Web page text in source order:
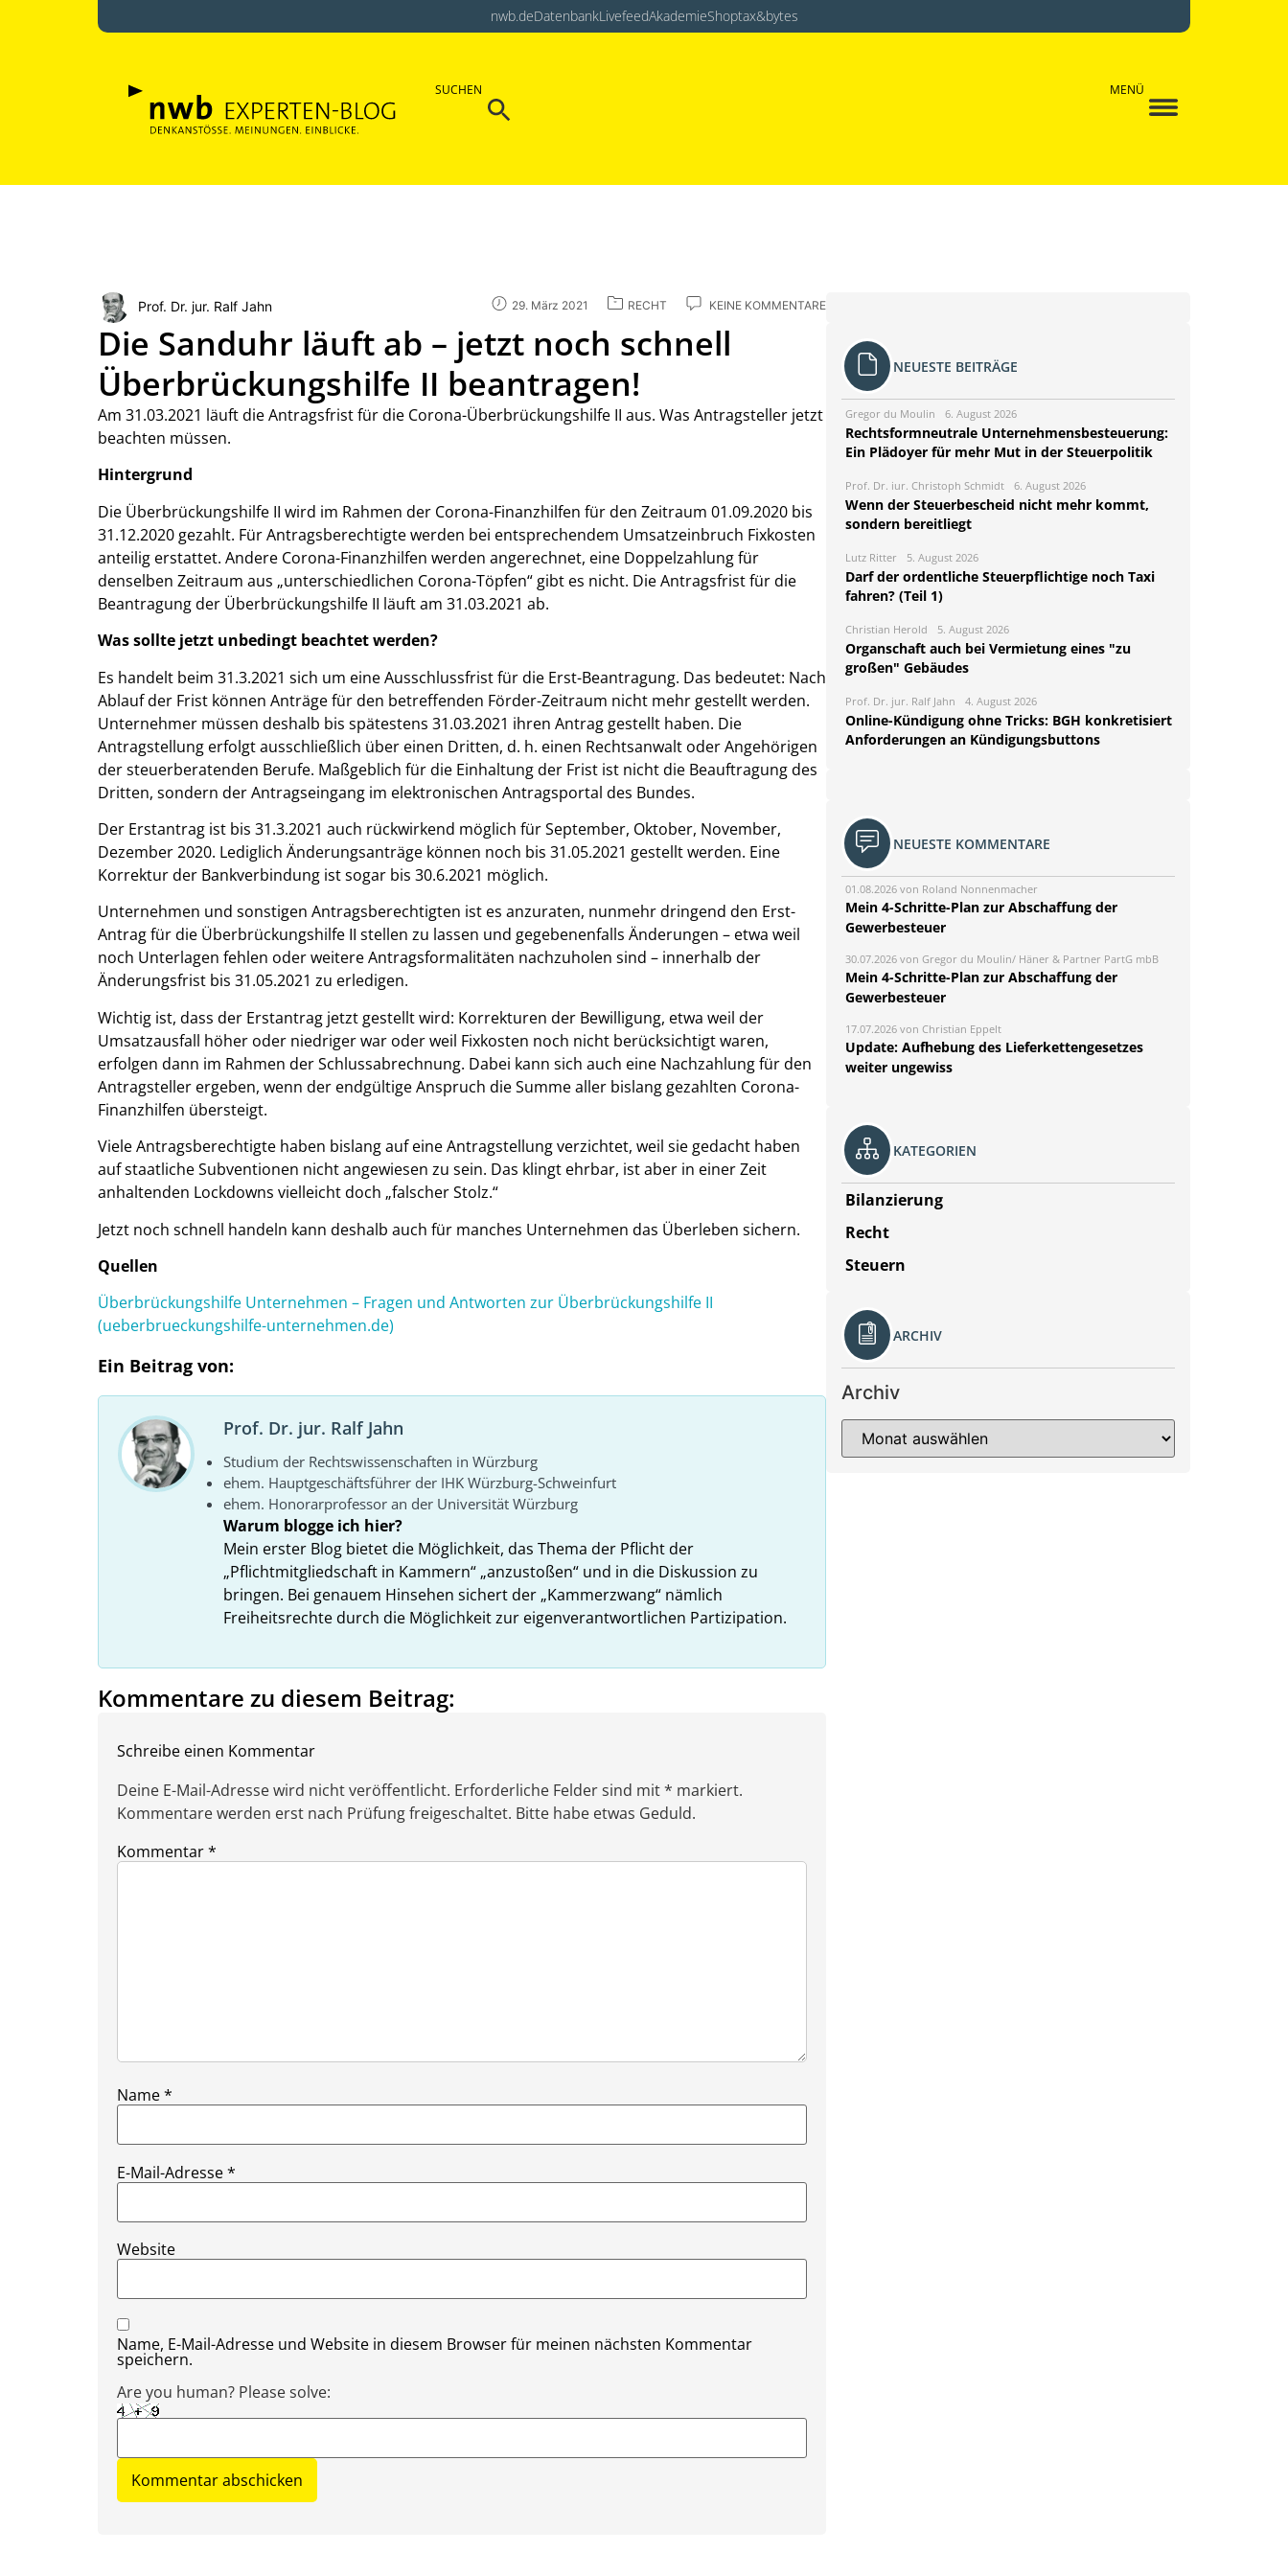
nwb.deDatenbankLivefeedAkademieShoptax&bytes
SUCHEN
Search
MENÜ
Prof. Dr. jur. Ralf Jahn 29. März 2021 RECHT KEINE KOMMENTARE
Die Sanduhr läuft ab – jetzt noch schnell
Überbrückungshilfe II beantragen!
Am 31.03.2021 läuft die Antragsfrist für die Corona-Überbrückungshilfe II aus. Was Antragsteller jetzt
beachten müssen.
Hintergrund
Die Überbrückungshilfe II wird im Rahmen der Corona-Finanzhilfen für den Zeitraum 01.09.2020 bis
31.12.2020 gezahlt. Für Antragsberechtigte werden bei entsprechendem Umsatzeinbruch Fixkosten
anteilig erstattet. Andere Corona-Finanzhilfen werden angerechnet, eine Doppelzahlung für
denselben Zeitraum aus „unterschiedlichen Corona-Töpfen“ gibt es nicht. Die Antragsfrist für die
Beantragung der Überbrückungshilfe II läuft am 31.03.2021 ab.
Was sollte jetzt unbedingt beachtet werden?
Es handelt beim 31.3.2021 sich um eine Ausschlussfrist für die Erst-Beantragung. Das bedeutet: Nach
Ablauf der Frist können Anträge für den betreffenden Förder-Zeitraum nicht mehr gestellt werden.
Unternehmer müssen deshalb bis spätestens 31.03.2021 ihren Antrag gestellt haben. Die
Antragstellung erfolgt ausschließlich über einen Dritten, d. h. einen Rechtsanwalt oder Angehörigen
der steuerberatenden Berufe. Maßgeblich für die Einhaltung der Frist ist nicht die Beauftragung des
Dritten, sondern der Antragseingang im elektronischen Antragsportal des Bundes.
Der Erstantrag ist bis 31.3.2021 auch rückwirkend möglich für September, Oktober, November,
Dezember 2020. Lediglich Änderungsanträge können noch bis 31.05.2021 gestellt werden. Eine
Korrektur der Bankverbindung ist sogar bis 30.6.2021 möglich.
Unternehmen und sonstigen Antragsberechtigten ist es anzuraten, nunmehr dringend den Erst-
Antrag für die Überbrückungshilfe II stellen zu lassen und gegebenenfalls Änderungen – etwa weil
noch Unterlagen fehlen oder weitere Antragsformalitäten nachzuholen sind – innerhalb der
Änderungsfrist bis 31.05.2021 zu erledigen.
Wichtig ist, dass der Erstantrag jetzt gestellt wird: Korrekturen der Bewilligung, etwa weil der
Umsatzausfall höher oder niedriger war oder weil Fixkosten noch nicht berücksichtigt waren,
erfolgen dann im Rahmen der Schlussabrechnung. Dabei kann sich auch eine Nachzahlung für den
Antragsteller ergeben, wenn der endgültige Anspruch die Summe aller bislang gezahlten Corona-
Finanzhilfen übersteigt.
Viele Antragsberechtigte haben bislang auf eine Antragstellung verzichtet, weil sie gedacht haben
auf staatliche Subventionen nicht angewiesen zu sein. Das klingt ehrbar, ist aber in einer Zeit
anhaltenden Lockdowns vielleicht doch „falscher Stolz.“
Jetzt noch schnell handeln kann deshalb auch für manches Unternehmen das Überleben sichern.
Quellen
Überbrückungshilfe Unternehmen – Fragen und Antworten zur Überbrückungshilfe II
(ueberbrueckungshilfe-unternehmen.de)
Ein Beitrag von:
Prof. Dr. jur. Ralf Jahn
Studium der Rechtswissenschaften in Würzburg
ehem. Hauptgeschäftsführer der IHK Würzburg-Schweinfurt
ehem. Honorarprofessor an der Universität Würzburg
Warum blogge ich hier?
Mein erster Blog bietet die Möglichkeit, das Thema der Pflicht der
„Pflichtmitgliedschaft in Kammern“ „anzustoßen“ und in die Diskussion zu
bringen. Bei genauem Hinsehen sichert der „Kammerzwang“ nämlich
Freiheitsrechte durch die Möglichkeit zur eigenverantwortlichen Partizipation.
Kommentare zu diesem Beitrag:
Schreibe einen Kommentar
Deine E-Mail-Adresse wird nicht veröffentlicht. Erforderliche Felder sind mit * markiert.
Kommentare werden erst nach Prüfung freigeschaltet. Bitte habe etwas Geduld.
Kommentar*
Name*
E-Mail-Adresse*
Website
Name, E-Mail-Adresse und Website in diesem Browser für meinen nächsten Kommentar
speichern.
Are you human? Please solve:
NEUESTE BEITRÄGE
Gregor du Moulin 6. August 2026
Rechtsformneutrale Unternehmensbesteuerung:
Ein Plädoyer für mehr Mut in der Steuerpolitik
Prof. Dr. iur. Christoph Schmidt 6. August 2026
Wenn der Steuerbescheid nicht mehr kommt,
sondern bereitliegt
Lutz Ritter 5. August 2026
Darf der ordentliche Steuerpflichtige noch Taxi
fahren? (Teil 1)
Christian Herold 5. August 2026
Organschaft auch bei Vermietung eines "zu
großen" Gebäudes
Prof. Dr. jur. Ralf Jahn 4. August 2026
Online-Kündigung ohne Tricks: BGH konkretisiert
Anforderungen an Kündigungsbuttons
NEUESTE KOMMENTARE
01.08.2026 von Roland Nonnenmacher
Mein 4-Schritte-Plan zur Abschaffung der
Gewerbesteuer
30.07.2026 von Gregor du Moulin/ Häner & Partner PartG mbB
Mein 4-Schritte-Plan zur Abschaffung der
Gewerbesteuer
17.07.2026 von Christian Eppelt
Update: Aufhebung des Lieferkettengesetzes
weiter ungewiss
KATEGORIEN
Bilanzierung
Recht
Steuern
ARCHIV
Archiv